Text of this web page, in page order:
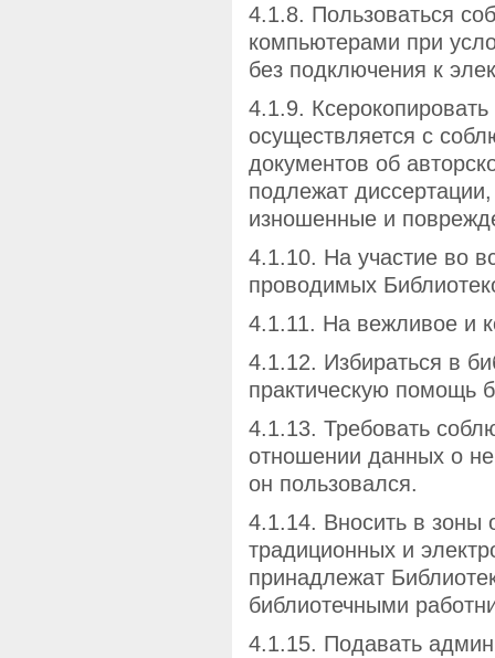
4.1.8. Пользоваться
компьютерами при
без подключения к
4.1.9.
осуществляется с
документов об
подлежат
изношенные и
4.1.10. На участие во
проводимых
4.1.11. На вежливое и
4.1.12. Избираться в
практическую помощь
4.1.13. Требовать
отношении данных о
он пользовался.
4.1.14. Вносить в зоны
традиционных и
принадлежат
библиотечными
4.1.15. Подавать